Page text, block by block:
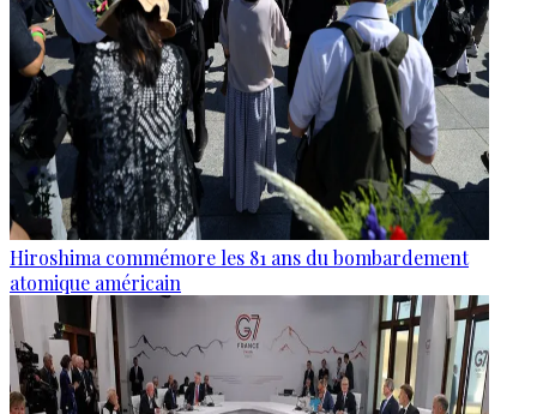
Hiroshima commémore les 81 ans du bombardement
atomique américain